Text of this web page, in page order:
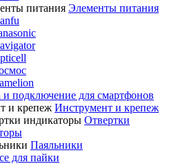
Элементы питания
и подключение для смартфонов
Инструмент и крепеж
Отвертки
Паяльники
для пайки